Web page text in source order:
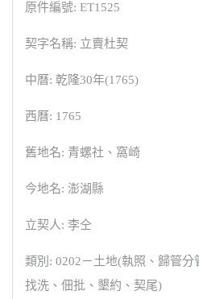
原件編號: ET1525
契字名稱: 立賣杜契
中曆: 乾隆30年(1765)
西曆: 1765
舊地名: 青螺社、窩崎
今地名: 澎湖縣
立契人: 李仝
類別: 0202－土地(執照、歸管分
找洗、佃批、墾約、契尾)